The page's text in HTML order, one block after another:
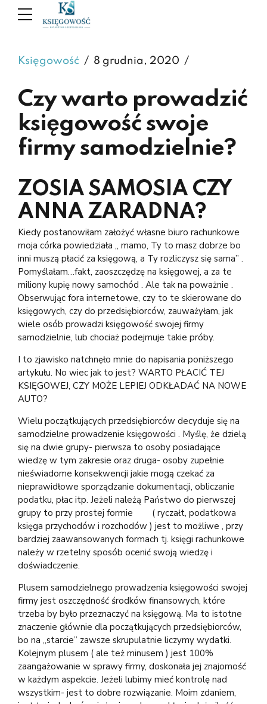
Księgowość 8 grudnia, 2020
Czy warto prowadzić
księgowość swoje
firmy samodzielnie?
ZOSIA SAMOSIA CZY
ANNA ZARADNA?
Kiedy postanowiłam założyć własne biuro rachunkowe
moja córka powiedziała „ mamo, Ty to masz dobrze bo
inni muszą płacić za księgową, a Ty rozliczysz się sama” .
Pomyślałam…fakt, zaoszczędzę na księgowej, a za te
miliony kupię nowy samochód . Ale tak na poważnie .
Obserwując fora internetowe, czy to te skierowane do
księgowych, czy do przedsiębiorców, zauważyłam, jak
wiele osób prowadzi księgowość swojej firmy
samodzielnie, lub chociaż podejmuje takie próby.
I to zjawisko natchnęło mnie do napisania poniższego
artykułu. No wiec jak to jest? WARTO PŁACIĆ TEJ
KSIĘGOWEJ, CZY MOŻE LEPIEJ ODKŁADAĆ NA NOWE
AUTO?
Wielu początkujących przedsiębiorców decyduje się na
samodzielne prowadzenie księgowości . Myślę, że dzielą
się na dwie grupy- pierwsza to osoby posiadające
wiedzę w tym zakresie oraz druga- osoby zupełnie
nieświadome konsekwencji jakie mogą czekać za
nieprawidłowe sporządzanie dokumentacji, obliczanie
podatku, płac itp. Jeżeli należą Państwo do pierwszej
grupy to przy prostej formie ( ryczałt, podatkowa
księga przychodów i rozchodów ) jest to możliwe , przy
bardziej zaawansowanych formach tj. księgi rachunkowe
należy w rzetelny sposób ocenić swoją wiedzę i
doświadczenie.
Plusem samodzielnego prowadzenia księgowości swojej
firmy jest oszczędność środków finansowych, które
trzeba by było przeznaczyć na księgową. Ma to istotne
znaczenie głównie dla początkujących przedsiębiorców,
bo na „starcie” zawsze skrupulatnie liczymy wydatki.
Kolejnym plusem ( ale też minusem ) jest 100%
zaangażowanie w sprawy firmy, doskonała jej znajomość
w każdym aspekcie. Jeżeli lubimy mieć kontrolę nad
wszystkim- jest to dobre rozwiązanie. Moim zdaniem,